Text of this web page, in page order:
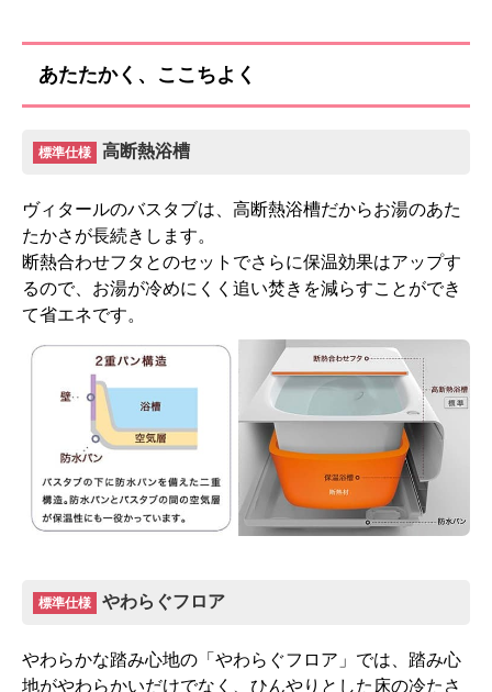
あたたかく、ここちよく
標準仕様 高断熱浴槽
ヴィタールのバスタブは、高断熱浴槽だからお湯のあた
たかさが長続きします。
断熱合わせフタとのセットでさらに保温効果はアップす
るので、お湯が冷めにくく追い焚きを減らすことができ
て省エネです。
標準仕様 やわらぐフロア
やわらかな踏み心地の「やわらぐフロア」では、踏み心
地がやわらかいだけでなく、ひんやりとした床の冷たさ